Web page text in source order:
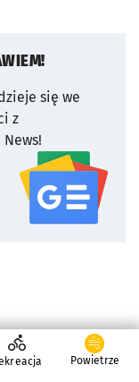
się we
z
serwisu
- wroclaw.pl
Powietrze